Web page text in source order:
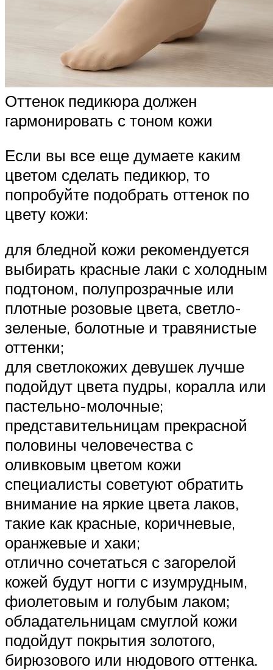
Оттенок педикюра должен
гармонировать с тоном кожи
Если вы все еще думаете каким
цветом сделать педикюр, то
попробуйте подобрать оттенок по
цвету кожи:
для бледной кожи рекомендуется
выбирать красные лаки с холодным
подтоном, полупрозрачные или
плотные розовые цвета, светло-
зеленые, болотные и травянистые
оттенки;
для светлокожих девушек лучше
подойдут цвета пудры, коралла или
пастельно-молочные;
представительницам прекрасной
половины человечества с
оливковым цветом кожи
специалисты советуют обратить
внимание на яркие цвета лаков,
такие как красные, коричневые,
оранжевые и хаки;
отлично сочетаться с загорелой
кожей будут ногти с изумрудным,
фиолетовым и голубым лаком;
обладательницам смуглой кожи
подойдут покрытия золотого,
бирюзового или нюдового оттенка.